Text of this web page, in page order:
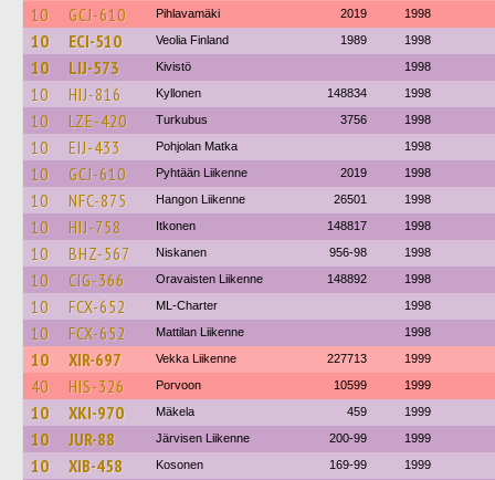
10 GCJ-610 Pihlavamäki 2019 1998
10 ECI-510 Veolia Finland 1989 1998
10 LIJ-573 Kivistö 1998
10 HIJ-816 Kyllonen 148834 1998
10 LZE-420 Turkubus 3756 1998
10 EIJ-433 Pohjolan Matka 1998
10 GCJ-610 Pyhtään Liikenne 2019 1998
10 NFC-875 Hangon Liikenne 26501 1998
10 HIJ-758 Itkonen 148817 1998
10 BHZ-567 Niskanen 956-98 1998
10 CIG-366 Oravaisten Liikenne 148892 1998
10 FCX-652 ML-Charter 1998
10 FCX-652 Mattilan Liikenne 1998
10 XIR-697 Vekka Liikenne 227713 1999
40 HIS-326 Porvoon 10599 1999
10 XKI-970 Mäkela 459 1999
10 JUR-88 Järvisen Liikenne 200-99 1999
10 XIB-458 Kosonen 169-99 1999